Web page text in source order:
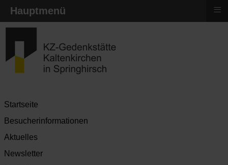
Startseite
Besucherinformationen
Aktuelles
Newsletter
Hauptmenü ≡